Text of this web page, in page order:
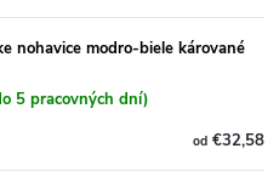
nohavice modro-biele kárované
5 pracovných dní)
od€32,58